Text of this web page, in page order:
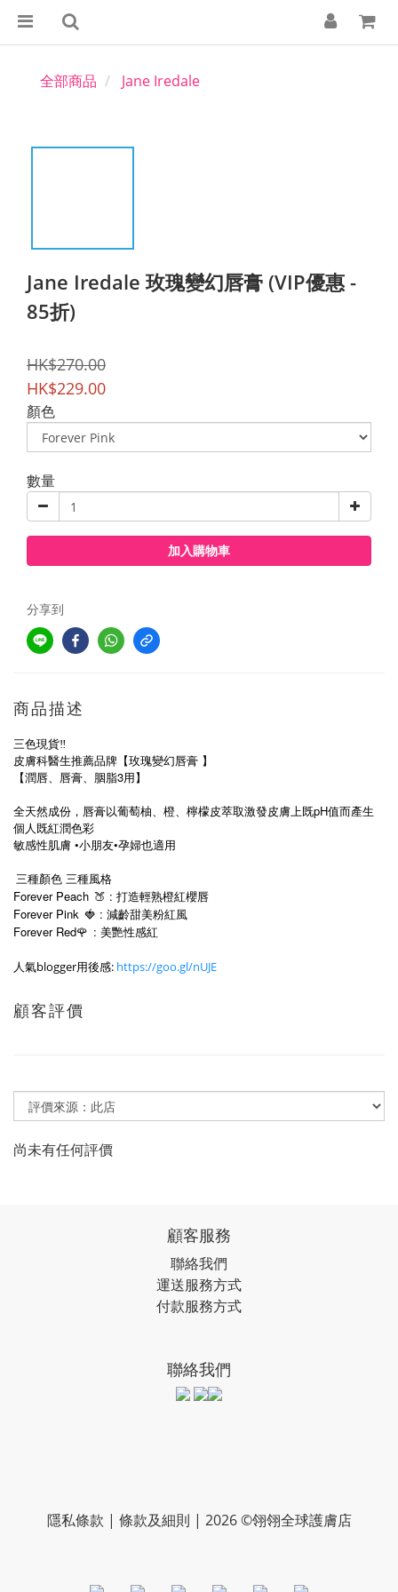
全部商品 Jane Iredale
Jane Iredale 玫瑰變幻唇膏 (VIP優惠 -
85折)
HK$270.00
HK$229.00
顏色
數量
加入購物車
分享到
商品描述
三色現貨‼️
皮膚科醫生推薦品牌【玫瑰變幻唇膏 】
【潤唇、唇膏、胭脂3用】
全天然成份，唇膏以葡萄柚、橙、檸檬皮萃取激發皮膚上既pH值而產生
個人既紅潤色彩
敏感性肌膚 •小朋友•孕婦也適用
三種顏色 三種風格
Forever Peach 🍑 : 打造輕熟橙紅櫻唇
Forever Pink 🍓 : 減齡甜美粉紅風
Forever Red🌹 : 美艷性感紅
人氣blogger用後感: https://goo.gl/nUJE
顧客評價
尚未有任何評價
顧客服務
聯絡我們
運送服務方式
付款服務方式
聯絡我們
隱私條款 | 條款及細則 | 2026 ©翎翎全球護膚店